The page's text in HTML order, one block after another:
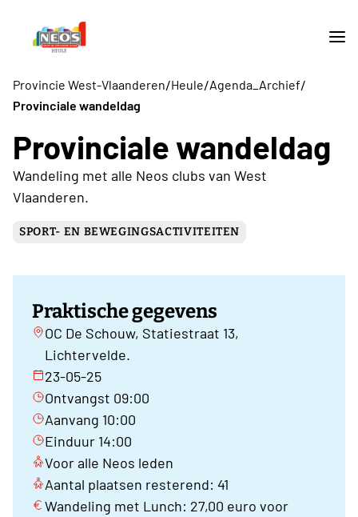
Provincie West-Vlaanderen/Heule/Agenda_Archief/
Provinciale wandeldag
Provinciale wandeldag
Wandeling met alle Neos clubs van West
Vlaanderen.
SPORT- EN BEWEGINGSACTIVITEITEN
Praktische gegevens
OC De Schouw, Statiestraat 13,
Lichtervelde.
23-05-25
Ontvangst 09:00
Aanvang 10:00
Einduur 14:00
Voor alle Neos leden
Aantal plaatsen resterend: 41
Wandeling met Lunch: 27,00 euro voor